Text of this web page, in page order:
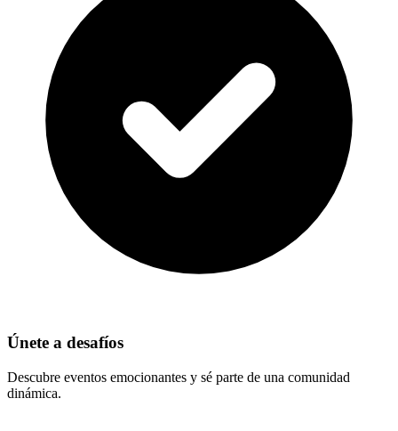
Únete a desafíos
Descubre eventos emocionantes y sé parte de una comunidad
dinámica.